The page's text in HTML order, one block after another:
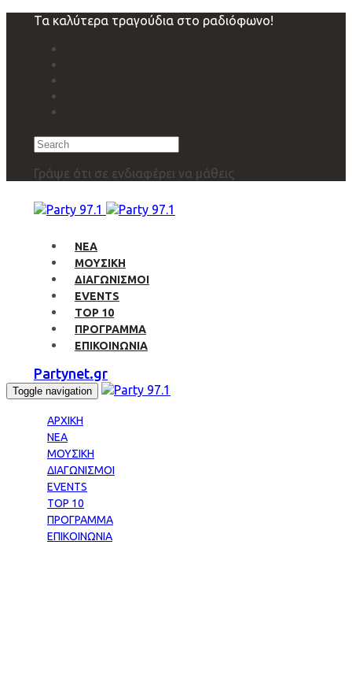
navigation
Τα καλύτερα τραγούδια στο ραδιόφωνο!
Search
Γράψε ότι σε ενδιαφέρει να μάθεις
ΝΕΑ
ΜΟΥΣΙΚΗ
ΔΙΑΓΩΝΙΣΜΟΙ
EVENTS
TOP 10
ΠΡΟΓΡΑΜΜΑ
ΕΠΙΚΟΙΝΩΝΙΑ
Partynet.gr
Toggle navigation
ΑΡΧΙΚΗ
ΝΕΑ
ΜΟΥΣΙΚΗ
ΔΙΑΓΩΝΙΣΜΟΙ
EVENTS
TOP 10
ΠΡΟΓΡΑΜΜΑ
ΕΠΙΚΟΙΝΩΝΙΑ